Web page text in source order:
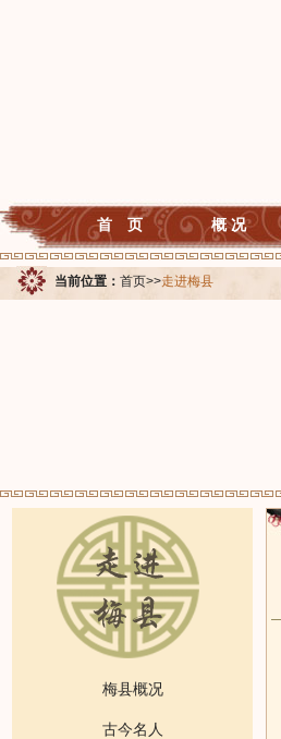
首 页 概 况
当前位置： 首页>>走进梅县
梅县概况
古今名人